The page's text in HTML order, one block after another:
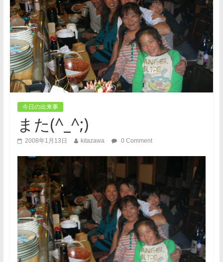
今日の出来事
また(^_^;)
2008年1月13日 kitazawa 0 Comment